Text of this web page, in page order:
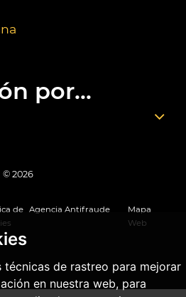
de rastreo para mejorar
en nuestra web, para
por...
© 2026
de Agencia Antifraude
Mapa
Web